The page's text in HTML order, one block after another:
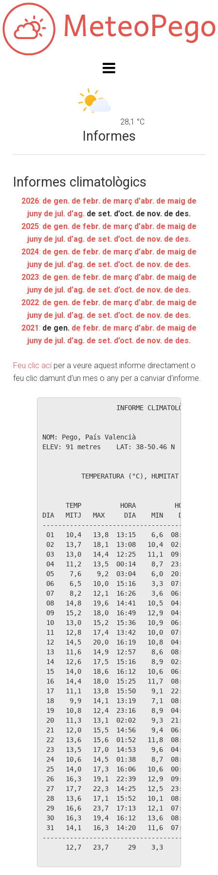
28,1 °C
Informes
Informes climatològics
2026: de gen. de febr. de març d’abr. de maig de
juny de jul. d’ag. de set. d’oct. de nov. de des.
2025: de gen. de febr. de març d’abr. de maig de
juny de jul. d’ag. de set. d’oct. de nov. de des.
2024: de gen. de febr. de març d’abr. de maig de
juny de jul. d’ag. de set. d’oct. de nov. de des.
2023: de gen. de febr. de març d’abr. de maig de
juny de jul. d’ag. de set. d’oct. de nov. de des.
2022: de gen. de febr. de març d’abr. de maig de
juny de jul. d’ag. de set. d’oct. de nov. de des.
2021 : de gen. de febr. de març d’abr. de maig de
juny de jul. d’ag. de set. d’oct. de nov. de des.
Feu clic acíper a veure aquest informe directament o
feu clic damunt d'un mes o any per a canviar d'informe.
INFORME CLIMATOLÒGIC
NOM: Pego, País Valencià
ELEV: 91 metres    LAT: 38-50.46 N    LONG:
TEMPERATURA (°C), HUMITAT (%),
TEMP          HORA          HORA
DIA   MITJ   MAX     DIA    MIN    DIA   HUM
01   10,4   13,8  13:15    6,6  08:29
02   13,7   18,1  13:08   10,4  02:49
03   13,0   14,4  12:25   11,1  09:01
04   11,2   13,5  00:14    8,7  23:39
05    7,6    9,2  03:04    6,0  20:21    96
06    6,5   10,0  15:16    3,3  07:53
07    8,2   12,1  16:26    3,6  06:20
08   14,8   19,6  14:41   10,5  04:51
09   15,2   18,0  16:49   12,9  04:45
10   13,0   15,2  15:36   10,9  06:49
11   12,8   17,4  13:42   10,0  07:52
12   14,5   20,0  16:19   10,8  04:06
13   11,6   14,9  12:57    8,6  08:17
14   12,6   17,5  15:16    8,9  02:41
15   14,0   18,6  16:12   10,6  06:11
16   14,4   18,0  15:25   11,7  08:49
17   11,1   13,8  15:50    9,1  22:09
18    9,9   14,1  13:19    7,1  08:47
19   10,8   12,4  23:16    8,9  04:29
20   11,3   13,1  02:02    9,3  21:54    90
21   12,0   15,5  14:56    9,4  06:58
22   13,6   15,6  01:52   11,8  08:21
23   13,5   17,0  14:53    9,6  04:14
24   10,6   14,5  01:38    8,7  08:28
25   14,0   17,3  16:06   10,6  00:58
26   16,3   19,1  22:39   12,9  09:07
27   17,7   22,3  14:25   12,5  23:47    62
28   13,6   17,1  15:52   10,1  08:33
29   16,6   23,7  17:13   12,1  07:45
30   16,3   19,4  16:12   13,6  08:36
31   14,1   16,3  14:20   11,6  07:49
12,7   23,7     29    3,3     06